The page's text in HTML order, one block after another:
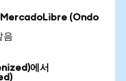
(Ondo
음
에서